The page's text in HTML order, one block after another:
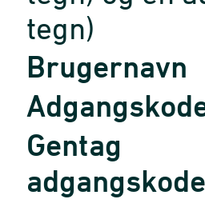
tegn)
Brugernavn
Gentag
adgangskode